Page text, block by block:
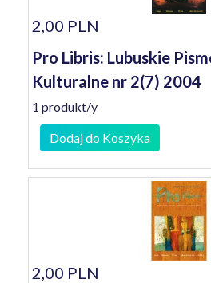
2,00 PLN
Pro Libris: Lubuskie
Kulturalne nr 2(7) 2004
1 produkt/y
Dodaj do Koszyka
2,00 PLN